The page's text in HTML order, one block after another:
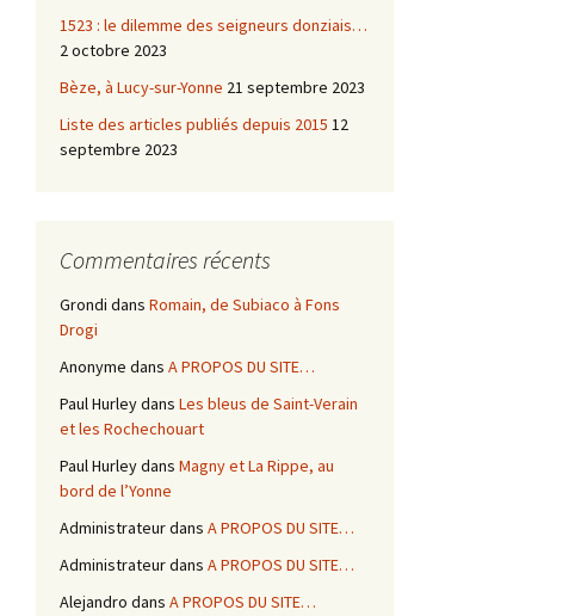
1523 : le dilemme des seigneurs donziais…
2 octobre 2023
Bèze, à Lucy-sur-Yonne 21 septembre 2023
Liste des articles publiés depuis 2015 12
septembre 2023
Commentaires récents
Grondi dans Romain, de Subiaco à Fons
Drogi
Anonyme dans A PROPOS DU SITE…
Paul Hurleydans Les bleus de Saint-Verain
et les Rochechouart
Paul Hurleydans Magny et La Rippe, au
bord de l’Yonne
Administrateurdans A PROPOS DU SITE…
Administrateurdans A PROPOS DU SITE…
Alejandro dans A PROPOS DU SITE…